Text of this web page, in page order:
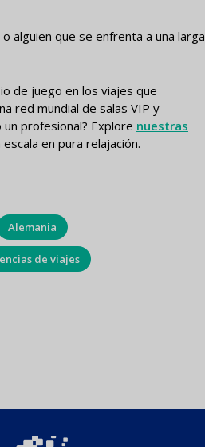
alguien que se enfrenta a una larga
de juego en los viajes que
red mundial de salas VIP y
profesional? Explore nuestras
en pura relajación.
Alemania
de viajes